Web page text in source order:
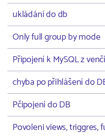
ukládání do db
Only full group by mode
Připojení k MySQL z venčí
chyba po přihlášení do
Pčipojení do DB
Povoleni views, triggres,